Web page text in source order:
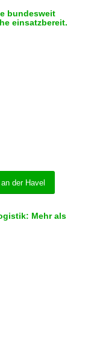
bundesweit
einsatzbereit.
der Havel
Mehr als